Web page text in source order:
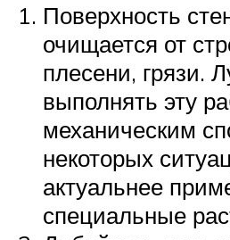
Поверхность
очищается от
плесени, грязи.
выполнять эту
механическим
некоторых
актуальнее
специальные